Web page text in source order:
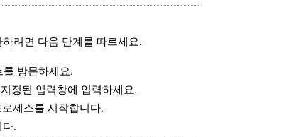
려면 다음 단계를 따르세요.
를 방문하세요.
정된 입력창에 입력하세요.
세스를 시작합니다.
.